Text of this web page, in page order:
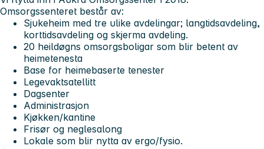
Omsorgssenteret består av:
Sjukeheim med tre ulike avdelingar; langtidsavdeling,
korttidsavdeling og skjerma avdeling.
20 heildøgns omsorgsboligar som blir betent av
heimetenesta
Base for heimebaserte tenester
Legevaktsatellitt
Dagsenter
Administrasjon
Kjøkken/kantine
Frisør og neglesalong
Lokale som blir nytta av ergo/fysio.